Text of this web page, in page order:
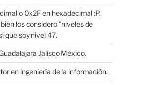
o 0x2F en hexadecimal :P.
los considero "niveles de
que soy nivel 47.
Jalisco México.
en ingeniería de la información.